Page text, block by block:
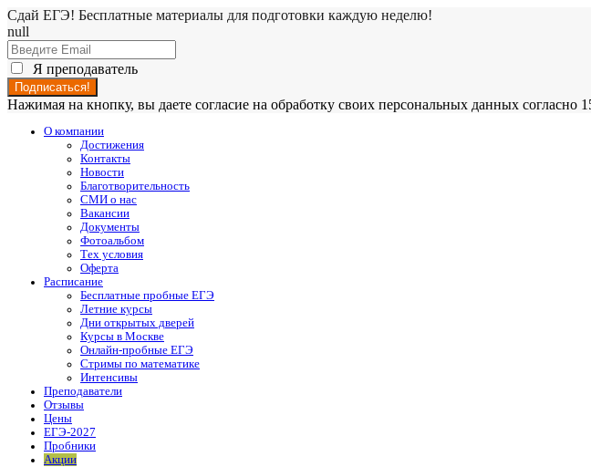
Сдай ЕГЭ! Бесплатные материалы для подготовки каждую неделю!
null
Я преподаватель
Нажимая на кнопку, вы даете согласие на обработку своих персональных данных согласно
О компании
Достижения
Контакты
Новости
Благотворительность
СМИ о нас
Вакансии
Документы
Фотоальбом
Тех условия
Оферта
Расписание
Бесплатные пробные ЕГЭ
Летние курсы
Дни открытых дверей
Курсы в Москве
Онлайн-пробные ЕГЭ
Стримы по математике
Интенсивы
Преподаватели
Отзывы
Цены
ЕГЭ-2027
Пробники
Акции